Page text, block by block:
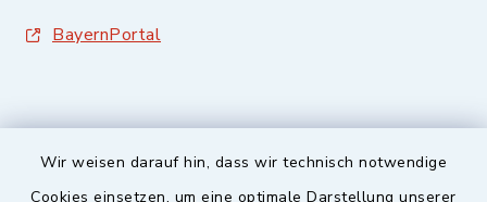
Wir weisen darauf hin, dass wir technisch notwendige
Cookies einsetzen, um eine optimale Darstellung unserer
BayernPortal
Sicherer Kontakt